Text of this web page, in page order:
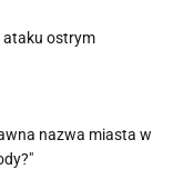
ataku ostrym
nazwa miasta w